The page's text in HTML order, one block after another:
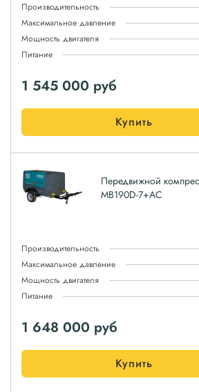
Производительность
Максимальное давление
Мощность двигателя
Питание
1 545 000 руб
Купить
Передвижной
MB190D-7+АС
Производительность
Максимальное давление
Мощность двигателя
Питание
1 648 000 руб
Купить